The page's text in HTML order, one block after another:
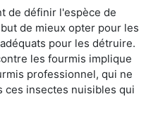
de définir l'espèce de
de mieux opter pour les
pour les détruire.
les fourmis implique
professionnel, qui ne
ces insectes nuisibles qui